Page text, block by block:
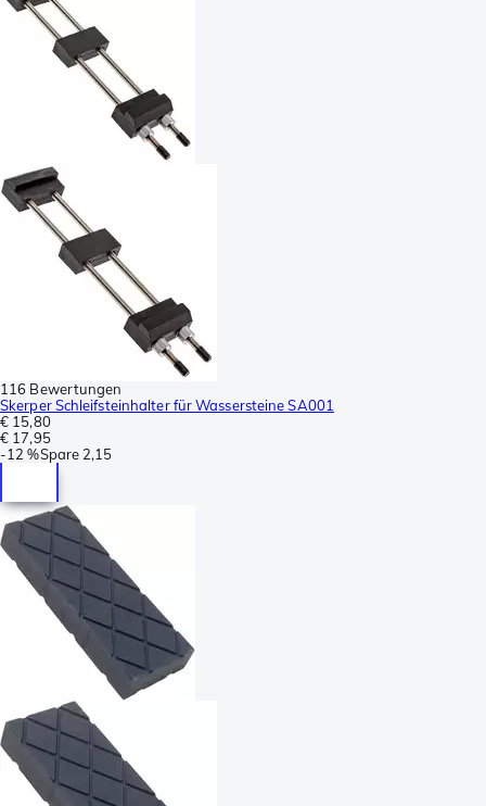
116 Bewertungen
Skerper Schleifsteinhalter für Wassersteine SA001
€ 15,80
€ 17,95
-12 %Spare 2,15